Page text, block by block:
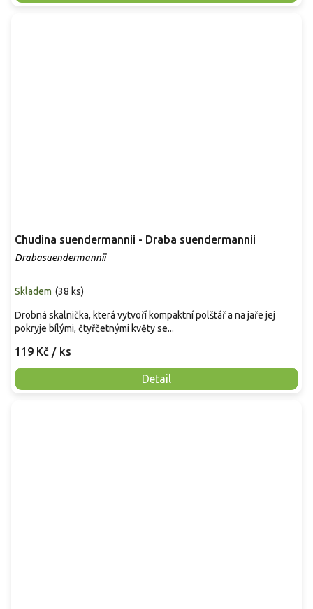
Chudina suendermannii - Draba suendermannii
Drabasuendermannii
Skladem (38 ks)
119 Kč / ks
Detail
Drobná skalnička, která vytvoří kompaktní polštář a na jaře jej
pokryje bílými, čtyřčetnými květy se...